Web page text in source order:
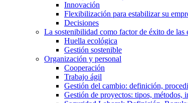
Innovación
Flexibilización para estabilizar su
Decisiones
La sostenibilidad como factor de éxito de las
Huella ecológica
Gestión sostenible
Organización y personal
Cooperación
Trabajo ágil
Gestión del cambio: definición,
Gestión de proyectos: tipos, métodos,